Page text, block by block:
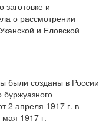
заготовке и
о рассмотрении
и Еловской
были созданы в России
2 апреля 1917 г. в
1917 г. -